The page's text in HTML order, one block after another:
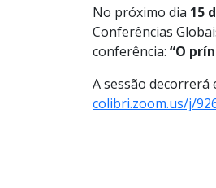
No próximo dia 15
Conferências
conferência: “O
A sessão decorrerá
colibri.zoom.us/j/